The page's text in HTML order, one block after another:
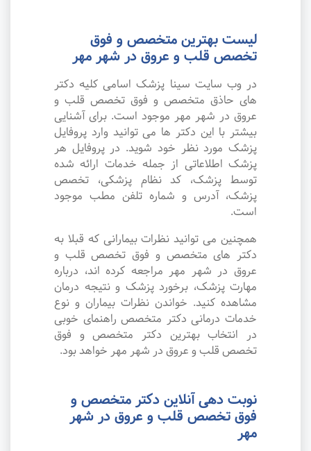
لیست بهترین متخصص و فوق
تخصص قلب و عروق در شهر مهر
در وب سایت سینا پزشک اسامی کلیه دکتر
های حاذق متخصص و فوق تخصص قلب و
عروق در شهر مهر موجود است. برای آشنایی
بیشتر با این دکتر ها می توانید وارد پروفایل
پزشک مورد نظر خود شوید. در پروفایل هر
پزشک اطلاعاتی از جمله خدمات ارائه شده
توسط پزشک، کد نظام پزشکی، تخصص
پزشک، آدرس و شماره تلفن مطب موجود
است.
همچنین می توانید نظرات بیمارانی که قبلا به
دکتر های متخصص و فوق تخصص قلب و
عروق در شهر مهر مراجعه کرده اند، درباره
مهارت پزشک، برخورد پزشک و نتیجه درمان
مشاهده کنید. خواندن نظرات بیماران و نوع
خدمات درمانی دکتر متخصص راهنمای خوبی
در انتخاب بهترین دکتر متخصص و فوق
تخصص قلب و عروق در شهر مهر خواهد بود.
نوبت دهی آنلاین دکتر متخصص و
فوق تخصص قلب و عروق در شهر
مهر